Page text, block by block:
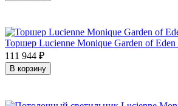
Торшер Lucienne Monique Garden of Eden
111 944 ₽
В корзину